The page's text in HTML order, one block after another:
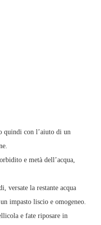
quindi con l’aiuto di un
e metà dell’acqua,
versate la restante acqua
impasto liscio e omogeneo.
e fate riposare in